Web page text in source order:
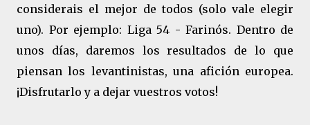
considerais el mejor de todos (solo vale elegir
uno). Por ejemplo: Liga 54 - Farinós. Dentro de
unos días, daremos los resultados de lo que
piensan los levantinistas, una afición europea.
¡Disfrutarlo y a dejar vuestros votos!